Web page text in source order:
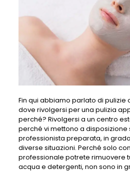
Fin qui abbiamo parlato di
dove rivolgersi per una pulizia
perché? Rivolgersi a un centro
perché vi mettono a disposizione
professionista preparata, in
diverse situazioni. Perché solo
professionale potrete rimuovere
acqua e detergenti, non sono in